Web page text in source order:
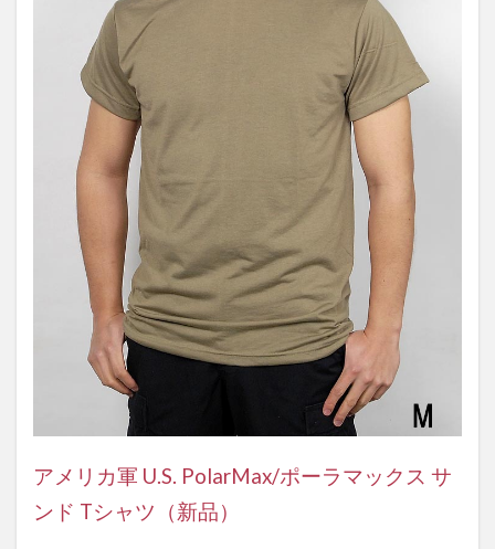
アメリカ軍 U.S. PolarMax/ポーラマックス サ
ンド Tシャツ（新品）